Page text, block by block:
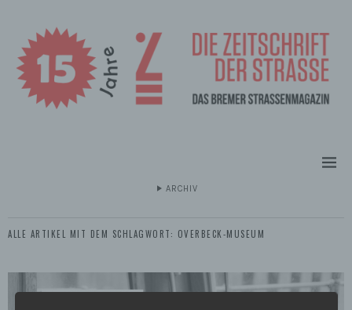
ARCHIV
ALLE ARTIKEL MIT DEM SCHLAGWORT: OVERBECK-MUSEUM